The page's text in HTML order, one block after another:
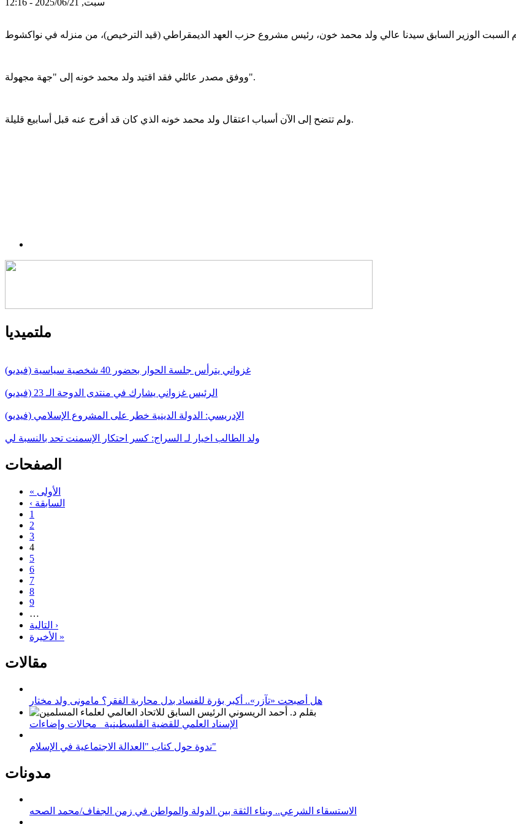
ووفق مصدر عائلي فقد اقتيد ولد محمد خونه إلى "جهة مجهولة".
ولم تتضح إلى الآن أسباب اعتقال ولد محمد خونه الذي كان قد أفرج عنه قبل أسابيع قليلة.
ملتميديا
غزواني يترأس جلسة الحوار بحضور 40 شخصية سياسية (فيديو)
الرئيس غزواني يشارك في منتدى الدوحة الـ 23 (فيديو)
الإدريسي: الدولة الدينية خطر على المشروع الإسلامي (فيديو)
ولد الطالب اخيار لـ السراج: كسر احتكار الإسمنت تحد بالنسبة لي
الصفحات
« الأولى
‹ السابقة
1
2
3
4
5
6
7
8
9
…
التالية ›
الأخيرة »
مقالات
هل أصبحت «تآزر».. أكبر بؤرة للفساد بدل محاربة الفقر؟ مامونى ولد مختار
الإسناد العلمي للقضية الفلسطينية_ مجالات وإضاءات
ندوة حول كتاب "العدالة الاجتماعية في الإسلام"
مدونات
الاستسقاء الشرعي.. وبناء الثقة بين الدولة والمواطن في زمن الجفاف/محمد الصحه